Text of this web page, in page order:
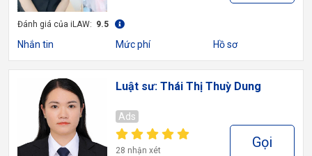
Đánh giá của iLAW: 9.5
Nhắn tin Mức phí Hồ sơ
Luật sư: Thái Thị Thuỳ Dung
Ads
28 nhận xét Gọi